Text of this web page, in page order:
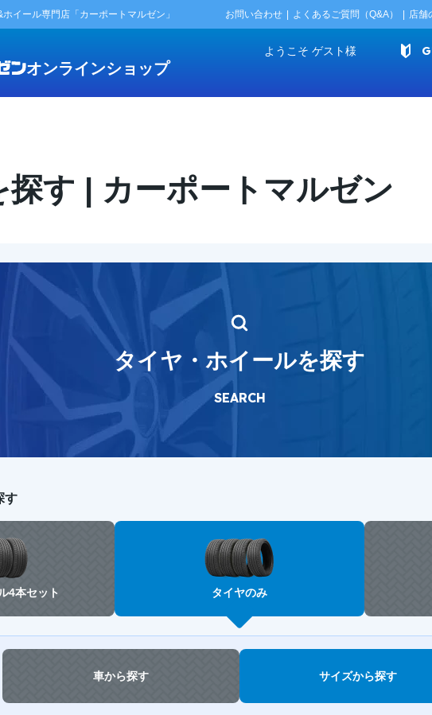
ホイール専門店「カーポートマルゼン」 お問い合わせ よくあるご質問（Q&A） 店舗
オンラインショップ
ようこそ ゲスト様
探す | カーポートマルゼン
タイヤ・ホイールを探す
SEARCH
す
4本セット タイヤのみ
車から探す サイズから探す